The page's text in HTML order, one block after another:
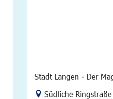
Stadt Langen - Der
Link zur Google-
Südliche Ringstraße